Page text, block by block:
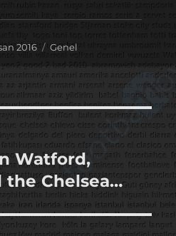
2016 Kategoriler
Genel
Watford,
the Chelsea…